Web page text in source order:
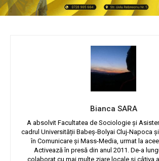
Bianca SARA
A absolvit Facultatea de Sociologie și
cadrul Universității Babeș-Bolyai Cluj-Napoca
în Comunicare și Mass-Media, urmat la
Activează în presă din anul 2011. De-a
colaborat cu mai multe ziare locale și câțiva